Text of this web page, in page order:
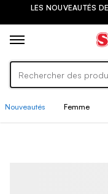
SONT ARRIVÉES ! |
Nouveautés Femme